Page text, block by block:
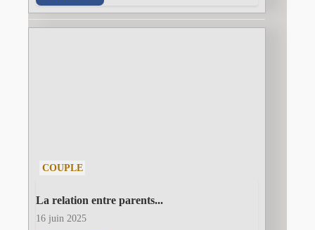
COUPLE
La relation entre parents...
16 juin 2025